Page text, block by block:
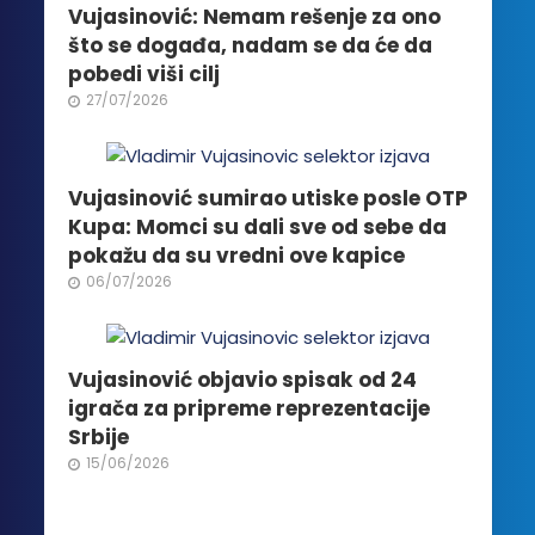
biti
izabrane
na
stranici
Vujasinović: Nemam rešenje za ono
što se događa, nadam se da će da
pobedi viši cilj
27/07/2026
Vujasinović sumirao utiske posle OTP
Kupa: Momci su dali sve od sebe da
pokažu da su vredni ove kapice
06/07/2026
Vujasinović objavio spisak od 24
igrača za pripreme reprezentacije
Srbije
15/06/2026